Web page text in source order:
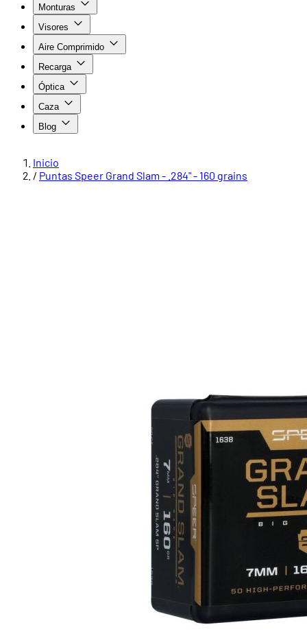
Monturas
Visores
Aire Comprimido
Recarga
Óptica
Caza
Blog
Inicio
/ Puntas Speer Grand Slam - .284" - 160 grains